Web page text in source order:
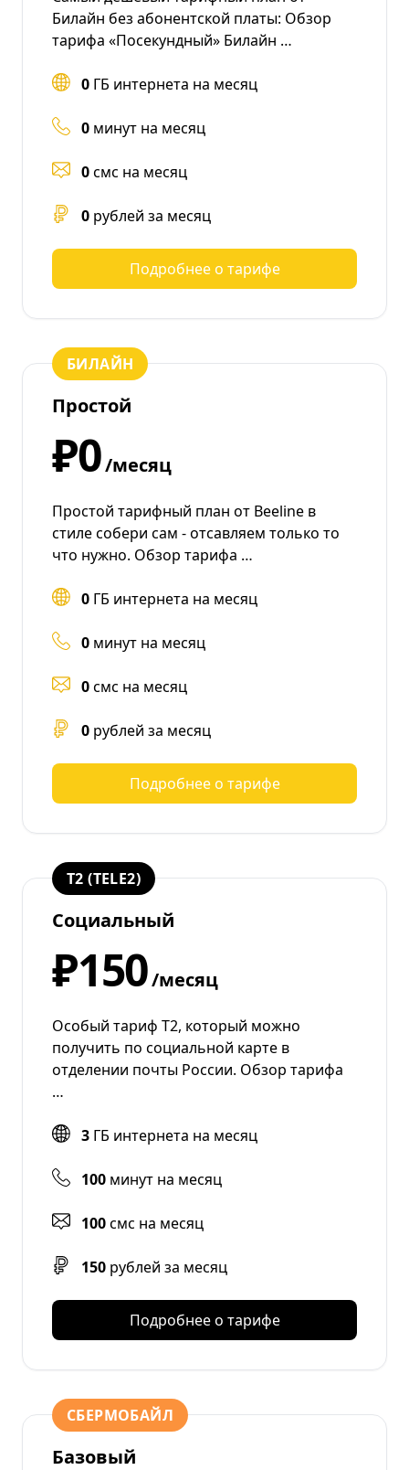
Билайн без абонентской платы: Обзор
тарифа «Посекундный» Билайн …
0 ГБ интернета на месяц
0 минут на месяц
0смс на месяц
0 рублей за месяц
Подробнее о тарифе
БИЛАЙН
Простой
₽0/месяц
Простой тарифный план от Beeline в
стиле собери сам - отсавляем только то
что нужно. Обзор тарифа …
0 ГБ интернета на месяц
0 минут на месяц
0смс на месяц
0 рублей за месяц
Подробнее о тарифе
T2 (TELE2)
Социальный
₽150/месяц
Особый тариф Т2, который можно
получить по социальной карте в
отделении почты России. Обзор тарифа
…
3 ГБ интернета на месяц
100 минут на месяц
100смс на месяц
150 рублей за месяц
Подробнее о тарифе
СБЕРМОБАЙЛ
Базовый